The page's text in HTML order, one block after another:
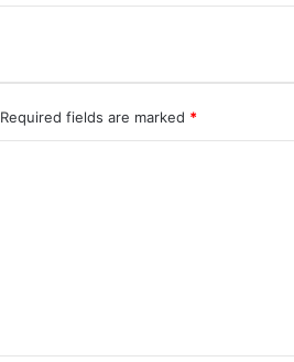
Required fields are marked *